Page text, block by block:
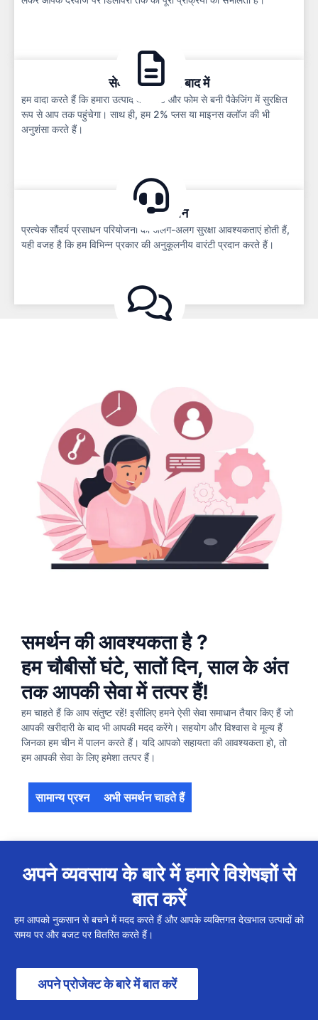
सेवा से पहले और बाद में
हम वादा करते हैं कि हमारा उत्पाद कार्डबोर्ड और फोम से बनी पैकेजिंग में सुरक्षित
रूप से आप तक पहुंचेगा। साथ ही, हम 2% प्लस या माइनस क्लॉज की भी
अनुशंसा करते हैं।
वारंटी समर्थन
प्रत्येक सौंदर्य प्रसाधन परियोजना की अलग-अलग सुरक्षा आवश्यकताएं होती हैं,
यही वजह है कि हम विभिन्न प्रकार की अनुकूलनीय वारंटी प्रदान करते हैं।
समर्थन की आवश्यकता है ?
हम चौबीसों घंटे, सातों दिन, साल के अंत
तक आपकी सेवा में तत्पर हैं!
हम चाहते हैं कि आप संतुष्ट रहें! इसीलिए हमने ऐसी सेवा समाधान तैयार किए हैं जो
आपकी खरीदारी के बाद भी आपकी मदद करेंगे। सहयोग और विश्वास वे मूल्य हैं
जिनका हम चीन में पालन करते हैं। यदि आपको सहायता की आवश्यकता हो, तो
हम आपकी सेवा के लिए हमेशा तत्पर हैं।
सामान्य प्रश्न अभी समर्थन चाहते हैं
अपने व्यवसाय के बारे में हमारे विशेषज्ञों से
बात करें
हम आपको नुकसान से बचने में मदद करते हैं और आपके व्यक्तिगत देखभाल उत्पादों को
समय पर और बजट पर वितरित करते हैं।
अपने प्रोजेक्ट के बारे में बात करें